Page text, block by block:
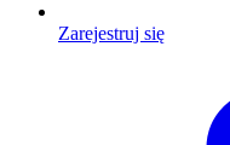
Zarejestruj się